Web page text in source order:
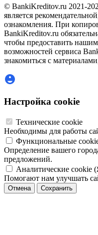
© BankiKreditov.ru 2021-
является
ознакомления. При
BankiKreditov.ru
чтобы предоставить
возможностей сервиса
знакомиться с
Настройка cookie
Технические cookie
Необходимы для работы
Функциональные
Определение вашего
предложений.
Аналитические cookie
Помогают нам улучшать
Отмена Сохранить